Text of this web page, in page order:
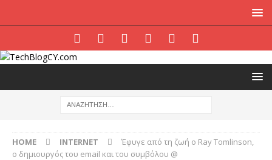
HOME INTERNET
Έφυγε από τη ζωή ο Ray Tomlinson,
ο δημιουργός του email και του συμβόλου @